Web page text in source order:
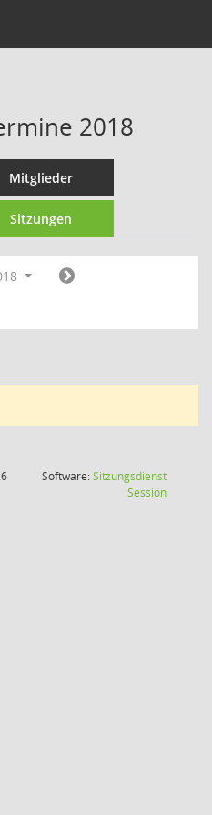
2018
Mitglieder
Sitzungen
Software:Sitzungsdienst
Session(Wird in